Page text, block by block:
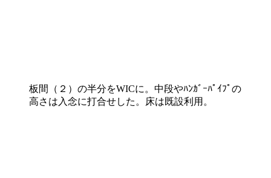
板間（２）の半分をWICに。中段やﾊﾝｶﾞｰﾊﾟｲﾌﾟの
高さは入念に打合せした。床は既設利用。